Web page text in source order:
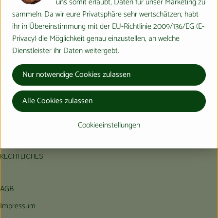
Kühltheke
Aktionen & Neues
Naturkost
Getränke
Haushaltswaren
Hofladen
KONTAKT
Reinerzauer Str. 13
72290 Loßburg/OT Schömberg
DE-ÖKO-006
07446-916047
info@hof-bauern-hof.de
HIER KANNST DU UNS FOLGEN
Externer Link zu https://www.instagram.com/hofbauernhof/
Externer Link zu https://www.facebook.com/
RECHTLICHES
AGB
Impressum
sammeln. Da wir eure Privatsphäre sehr wertschätzen, habt
ihr in Übereinstimmung mit der EU-Richtlinie 2009/136/EG (E-
Privacy) die Möglichkeit genau einzustellen, an welche
Dienstleister ihr Daten weitergebt.
Cookieeinstellungen
Nur notwendige Cookies zulassen
Alle Cookies zulassen